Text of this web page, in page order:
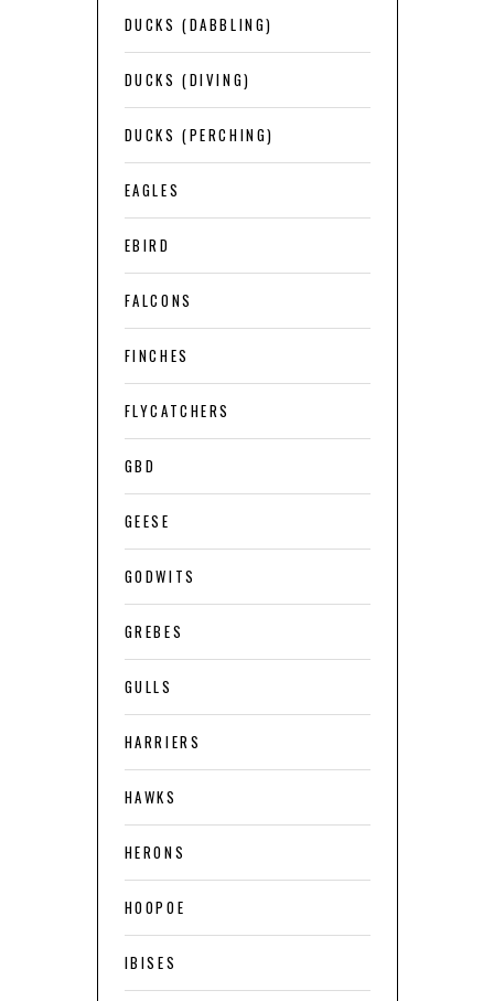
DUCKS (DABBLING)
DUCKS (DIVING)
DUCKS (PERCHING)
EAGLES
EBIRD
FALCONS
FINCHES
FLYCATCHERS
GBD
GEESE
GODWITS
GREBES
GULLS
HARRIERS
HAWKS
HERONS
HOOPOE
IBISES